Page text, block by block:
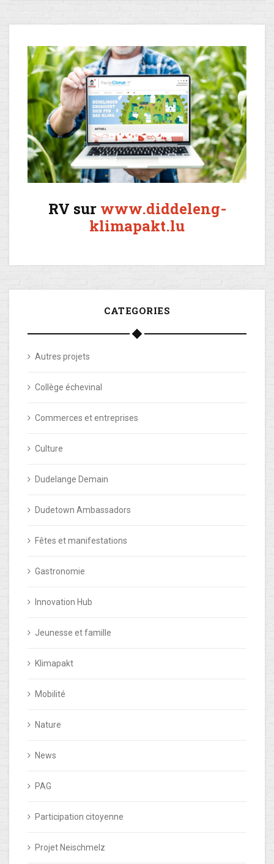
RV sur www.diddeleng-
klimapakt.lu
CATEGORIES
Autres projets
Collège échevinal
Commerces et entreprises
Culture
Dudelange Demain
Dudetown Ambassadors
Fêtes et manifestations
Gastronomie
Innovation Hub
Jeunesse et famille
Klimapakt
Mobilité
Nature
News
PAG
Participation citoyenne
Projet Neischmelz